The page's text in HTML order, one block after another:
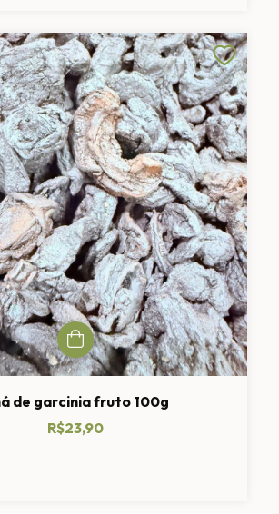
de garcinia fruto 100g
R$23,90